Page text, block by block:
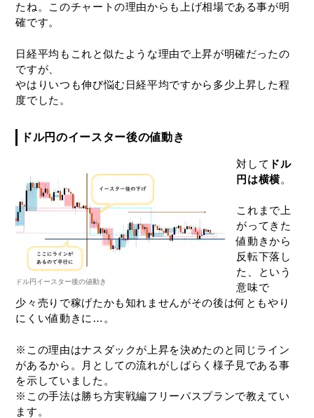
たね。このチャートの理由からも上げ相場である事が明
確です。
日経平均もこれと似たような理由で上昇が明確だったの
ですが、
やはりいつも伸び悩む日経平均ですから多少上昇した程
度でした。
ドル円のイースター後の値動き
ドル円イースター後の値動き
対して ドル
円は横横。
これまで上
がってきた
値動きから
反転下落し
た、という
意味で
少々売りで稼げたかも知れませんがその後は何ともやり
にくい値動きに…。
※この理由はナスダックが上昇を決めたのと同じライン
があるから。月としての流れがしばらく様子見である事
を示していました。
※この手法は勝ち方実戦編フリーパスプランで教えてい
ます。